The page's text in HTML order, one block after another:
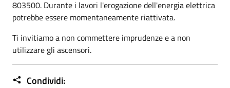
803500. Durante i lavori l'erogazione dell'energia elettrica
potrebbe essere momentaneamente riattivata.
Ti invitiamo a non commettere imprudenze e a non
utilizzare gli ascensori.
Condividi: